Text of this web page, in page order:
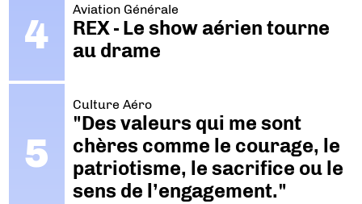
Aviation Générale
REX - Le show aérien tourne
au drame
Culture Aéro
"Des valeurs qui me sont
chères comme le courage, le
patriotisme, le sacrifice ou le
sens de l’engagement."